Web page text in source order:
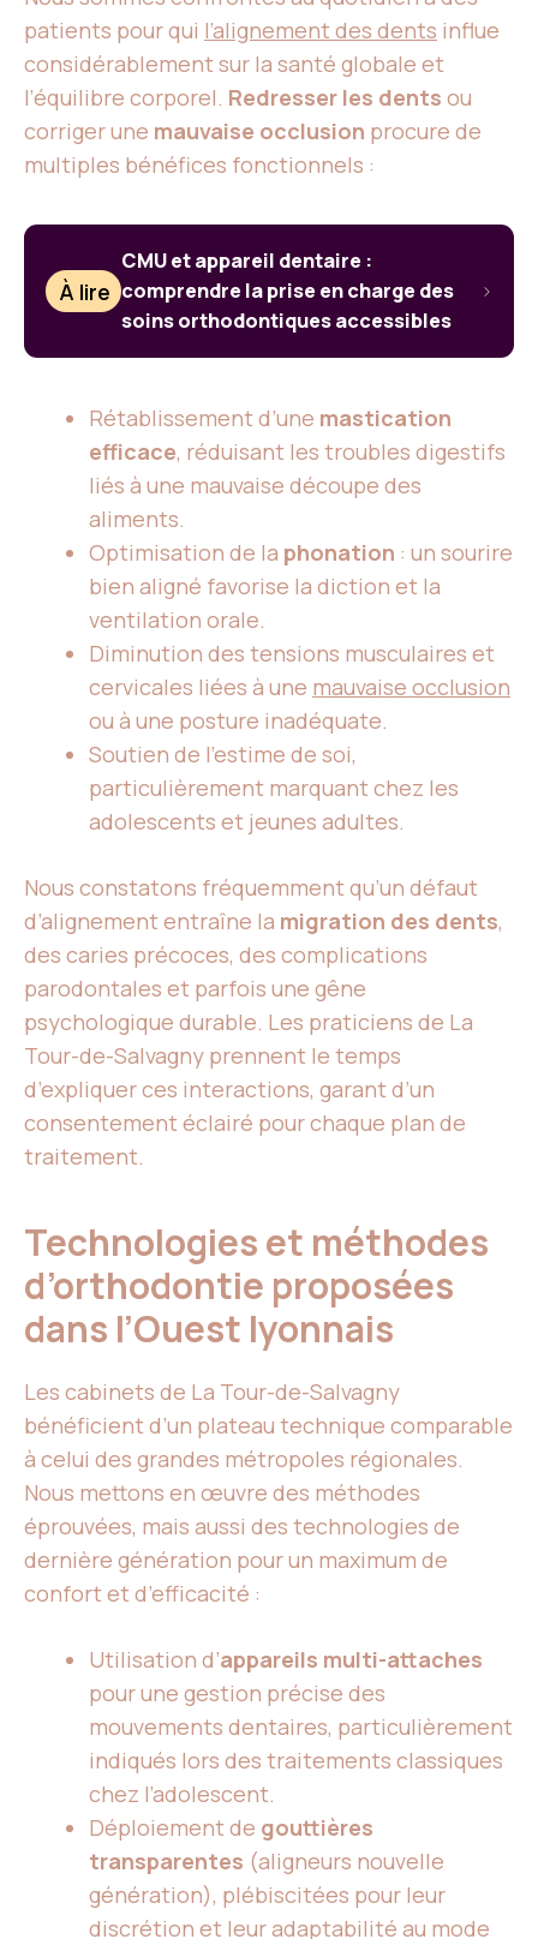
patients pour qui l’alignement des dents influe
considérablement sur la santé globale et
l’équilibre corporel. Redresser les dents ou
corriger une mauvaise occlusion procure de
multiples bénéfices fonctionnels :
À lire
CMU et appareil dentaire :
comprendre la prise en charge des
soins orthodontiques accessibles
Rétablissement d’une mastication
efficace, réduisant les troubles digestifs
liés à une mauvaise découpe des
aliments.
Optimisation de la phonation : un sourire
bien aligné favorise la diction et la
ventilation orale.
Diminution des tensions musculaires et
cervicales liées à une mauvaise occlusion
ou à une posture inadéquate.
Soutien de l’estime de soi,
particulièrement marquant chez les
adolescents et jeunes adultes.
Nous constatons fréquemment qu’un défaut
d’alignement entraîne la migration des dents,
des caries précoces, des complications
parodontales et parfois une gêne
psychologique durable. Les praticiens de La
Tour-de-Salvagny prennent le temps
d’expliquer ces interactions, garant d’un
consentement éclairé pour chaque plan de
traitement.
Technologies et méthodes
d’orthodontie proposées
dans l’Ouest lyonnais
Les cabinets de La Tour-de-Salvagny
bénéficient d’un plateau technique comparable
à celui des grandes métropoles régionales.
Nous mettons en œuvre des méthodes
éprouvées, mais aussi des technologies de
dernière génération pour un maximum de
confort et d’efficacité :
Utilisation d’appareils multi-attaches
pour une gestion précise des
mouvements dentaires, particulièrement
indiqués lors des traitements classiques
chez l’adolescent.
Déploiement de gouttières
transparentes (aligneurs nouvelle
génération), plébiscitées pour leur
discrétion et leur adaptabilité au mode